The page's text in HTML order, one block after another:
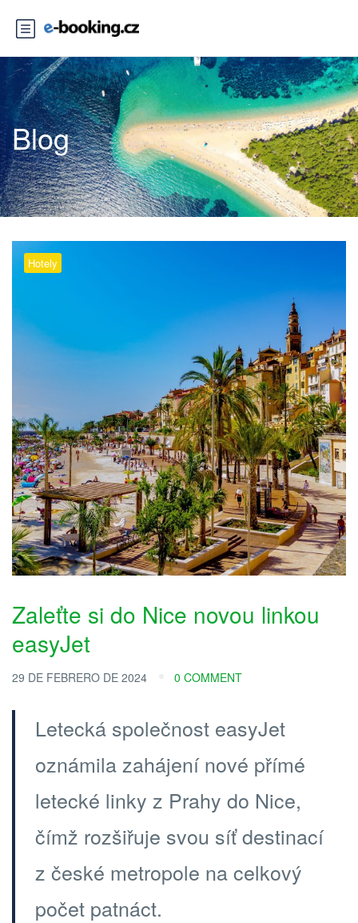
Blog
Hotely
Zaleťte si do Nice novou linkou
easyJet
29 DE FEBRERO DE 2024 0 COMMENT
Letecká společnost easyJet
oznámila zahájení nové přímé
letecké linky z Prahy do Nice,
čímž rozšiřuje svou síť destinací
z české metropole na celkový
počet patnáct.